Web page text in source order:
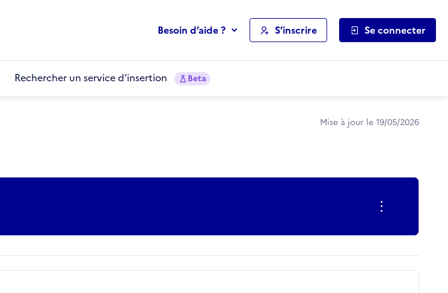
Besoin d’aide ? S’inscrire Se connecter
Rechercher un service d'insertion Beta
Mise à jour le 19/05/2026